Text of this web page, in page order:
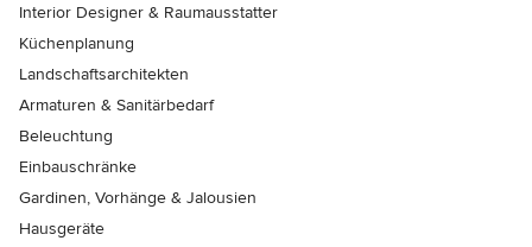
Interior Designer & Raumausstatter
Küchenplanung
Landschaftsarchitekten
Armaturen & Sanitärbedarf
Beleuchtung
Einbauschränke
Gardinen, Vorhänge & Jalousien
Hausgeräte